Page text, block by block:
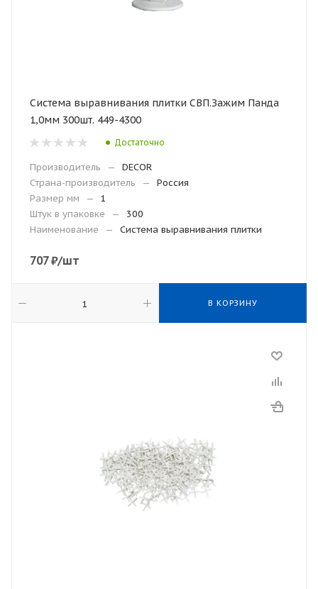
Система выравнивания плитки СВП.Зажим Панда
1,0мм 300шт. 449-4300
Достаточно
Производитель —
DEСOR
Страна-производитель
—
Россия
Размер мм
—
1
Штук в упаковке
—
300
Наименование
— Система выравнивания плитки
707₽/шт
В КОРЗИНУ